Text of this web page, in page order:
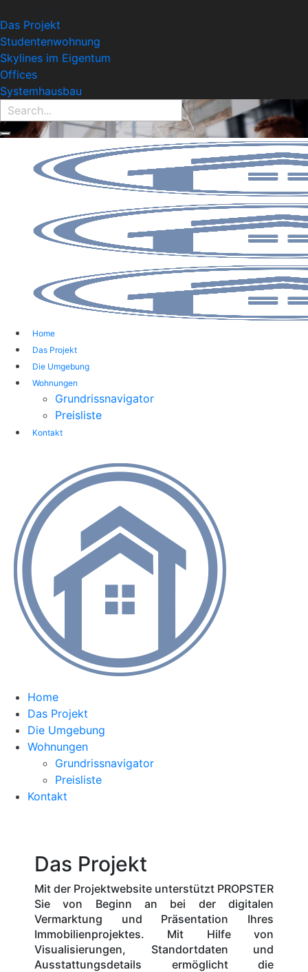
Das Projekt
Studentenwohnung
Skylines im Eigentum
Offices
Systemhausbau
Home
Das Projekt
Die Umgebung
Wohnungen
Grundrissnavigator
Preisliste
Kontakt
Home
Das Projekt
Die Umgebung
Wohnungen
Grundrissnavigator
Preisliste
Kontakt
Das Projekt
Mit der Projektwebsite unterstützt PROPSTER
Sie von Beginn an bei der digitalen
Vermarktung und Präsentation Ihres
Immobilienprojektes. Mit Hilfe von
Visualisierungen, Standortdaten und
Ausstattungsdetails ermöglicht die